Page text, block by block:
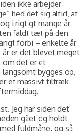
ikke arbejder
hed det sig altid, at
i rigtigt mange år
faldt tæt på den
forbi – enkelte år
er det blevet meget
om det er et
bygges op,
et massivt tiltræk
Jeg har siden det
gået og holdt
fuldmåne, og så